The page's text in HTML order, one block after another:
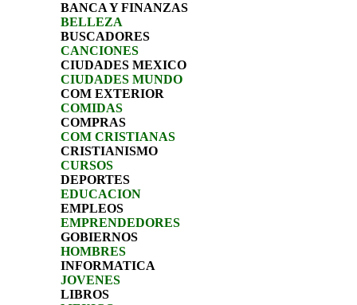
BANCA Y FINANZAS
BELLEZA
BUSCADORES
CANCIONES
CIUDADES MEXICO
CIUDADES MUNDO
COM EXTERIOR
COMIDAS
COMPRAS
COM CRISTIANAS
CRISTIANISMO
CURSOS
DEPORTES
EDUCACION
EMPLEOS
EMPRENDEDORES
GOBIERNOS
HOMBRES
INFORMATICA
JOVENES
LIBROS